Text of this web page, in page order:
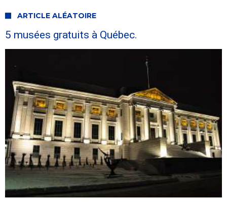
ARTICLE ALÉATOIRE
5 musées gratuits à Québec.